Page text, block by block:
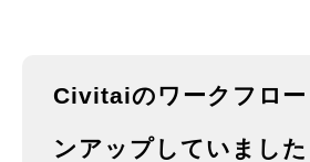
Civitaiのワークフロー
ンアップしていました